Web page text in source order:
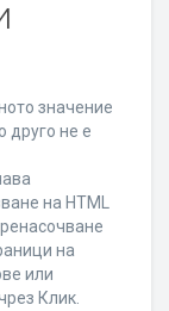
значение
друго не е
на HTML
на
или
Клик.